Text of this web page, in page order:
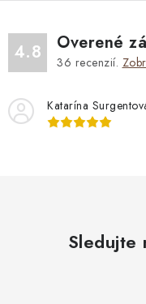
4.8 Overené
36 recenzií.
Katarína
Sledujte